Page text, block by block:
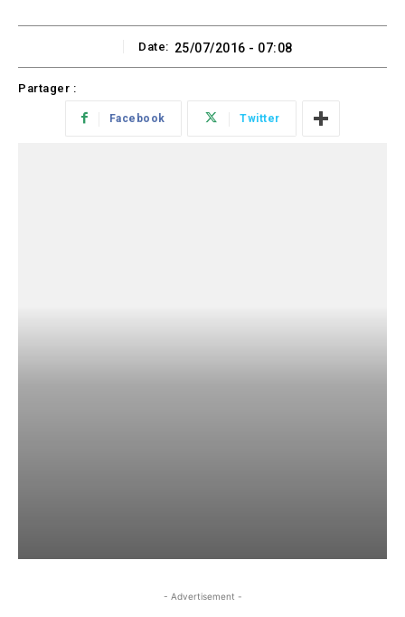
Date: 25/07/2016 - 07:08
Partager :
Facebook Twitter
- Advertisement -